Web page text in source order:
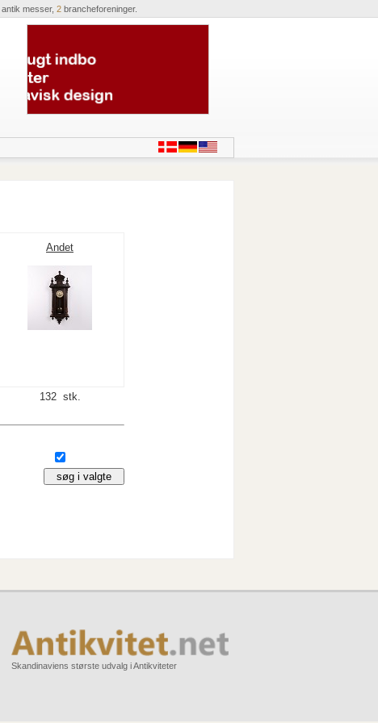
antik messer, 2 brancheforeninger.
Andet
132 stk.
Skandinaviens største udvalg i Antikviteter